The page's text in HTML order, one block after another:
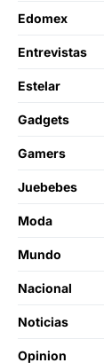
Edomex
Entrevistas
Estelar
Gadgets
Gamers
Juebebes
Moda
Mundo
Nacional
Noticias
Opinion